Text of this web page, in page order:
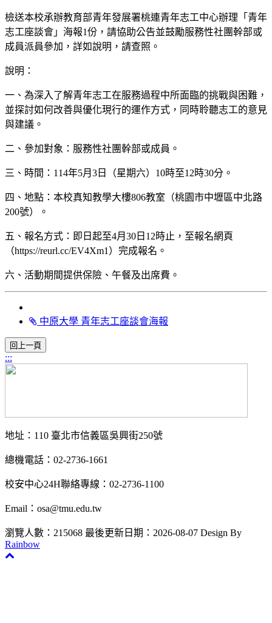
檢送本校承辦教育部青年發展署桃連青年志工中心辦理「青年
志工座談會」海報1份，請協助公告並鼓勵服務性社團幹部或
成員派員參加，詳如說明，請查照。
說明：
一、為深入了解青年志工在服務過程中所面臨的挑戰與困難，
並探討如何改善與優化現行的運作方式，同時聆聽志工的意見
與建議。
二、參加對象：服務性社團幹部或成員。
三、時間：114年5月3日（星期六）10時至12時30分。
四、地點：本校真知教學大樓806教室（桃園市中壢區中北路
200號）。
五、報名方式：即日起至4月30日12時止，至報名網頁
（https://reurl.cc/EV4Xm1）完成報名。
六、活動期間提供保險、午餐及出席費。
中原大學 青年志工座談會海報
:::
地址：110 臺北市信義區吳興街250號
總機電話：02-2736-1661
校安中心24H聯絡專線：02-2736-1100
Email：osa@tmu.edu.tw
瀏覽人數：215068 最後更新日期：2026-08-07 Design By
Rainbow